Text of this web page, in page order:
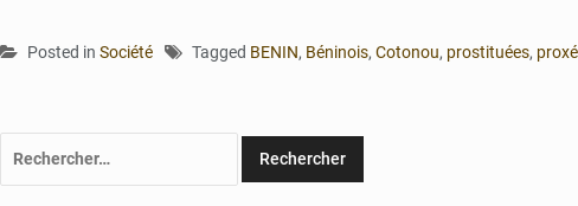
Posted in Société Tagged BENIN, Béninois, Cotonou, prostituées,